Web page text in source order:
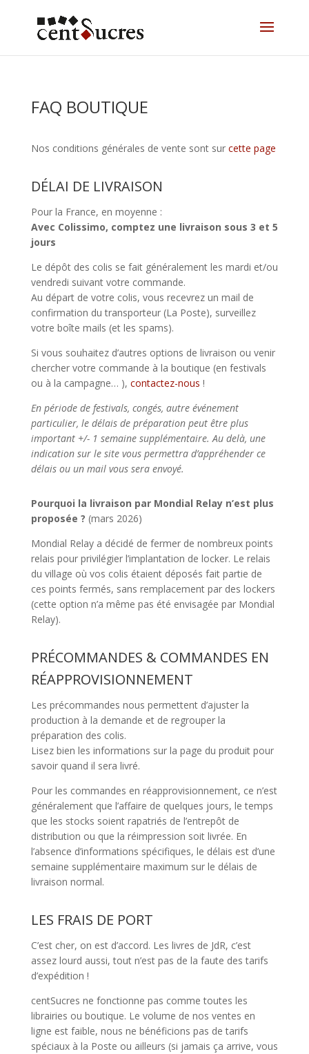
FAQ BOUTIQUE
Nos conditions générales de vente sont sur cette page
DÉLAI DE LIVRAISON
Pour la France, en moyenne :
Avec Colissimo, comptez une livraison sous 3 et 5
jours
Le dépôt des colis se fait généralement les mardi et/ou
vendredi suivant votre commande.
Au départ de votre colis, vous recevrez un mail de
confirmation du transporteur (La Poste), surveillez
votre boîte mails (et les spams).
Si vous souhaitez d’autres options de livraison ou venir
chercher votre commande à la boutique (en festivals
ou à la campagne… ), contactez-nous !
En période de festivals, congés, autre événement
particulier, le délais de préparation peut être plus
important +/- 1 semaine supplémentaire. Au delà, une
indication sur le site vous permettra d’appréhender ce
délais ou un mail vous sera envoyé.
Pourquoi la livraison par Mondial Relay n’est plus
proposée ? (mars 2026)
Mondial Relay a décidé de fermer de nombreux points
relais pour privilégier l’implantation de locker. Le relais
du village où vos colis étaient déposés fait partie de
ces points fermés, sans remplacement par des lockers
(cette option n’a même pas été envisagée par Mondial
Relay).
PRÉCOMMANDES & COMMANDES EN
RÉAPPROVISIONNEMENT
Les précommandes nous permettent d’ajuster la
production à la demande et de regrouper la
préparation des colis.
Lisez bien les informations sur la page du produit pour
savoir quand il sera livré.
Pour les commandes en réapprovisionnement, ce n’est
généralement que l’affaire de quelques jours, le temps
que les stocks soient rapatriés de l’entrepôt de
distribution ou que la réimpression soit livrée. En
l’absence d’informations spécifiques, le délais est d’une
semaine supplémentaire maximum sur le délais de
livraison normal.
LES FRAIS DE PORT
C’est cher, on est d’accord. Les livres de JdR, c’est
assez lourd aussi, tout n’est pas de la faute des tarifs
d’expédition !
centSucres ne fonctionne pas comme toutes les
librairies ou boutique. Le volume de nos ventes en
ligne est faible, nous ne bénéficions pas de tarifs
spéciaux à la Poste ou ailleurs (si jamais ça arrive, vous